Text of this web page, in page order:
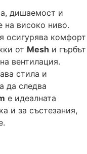
дишаемост и
на високо ниво.
осигурява комфорт
от Mesh и гърбът
вентилация.
стила и
да следва
е идеалната
и за състезания,